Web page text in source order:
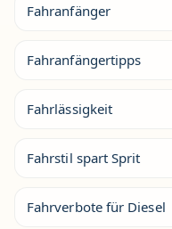
Fahranfänger
Fahranfängertipps
Fahrlässigkeit
Fahrstil spart Sprit
Fahrverbote für Diesel